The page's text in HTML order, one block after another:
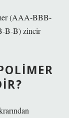
(AAA-BBB-
B-B) zincir